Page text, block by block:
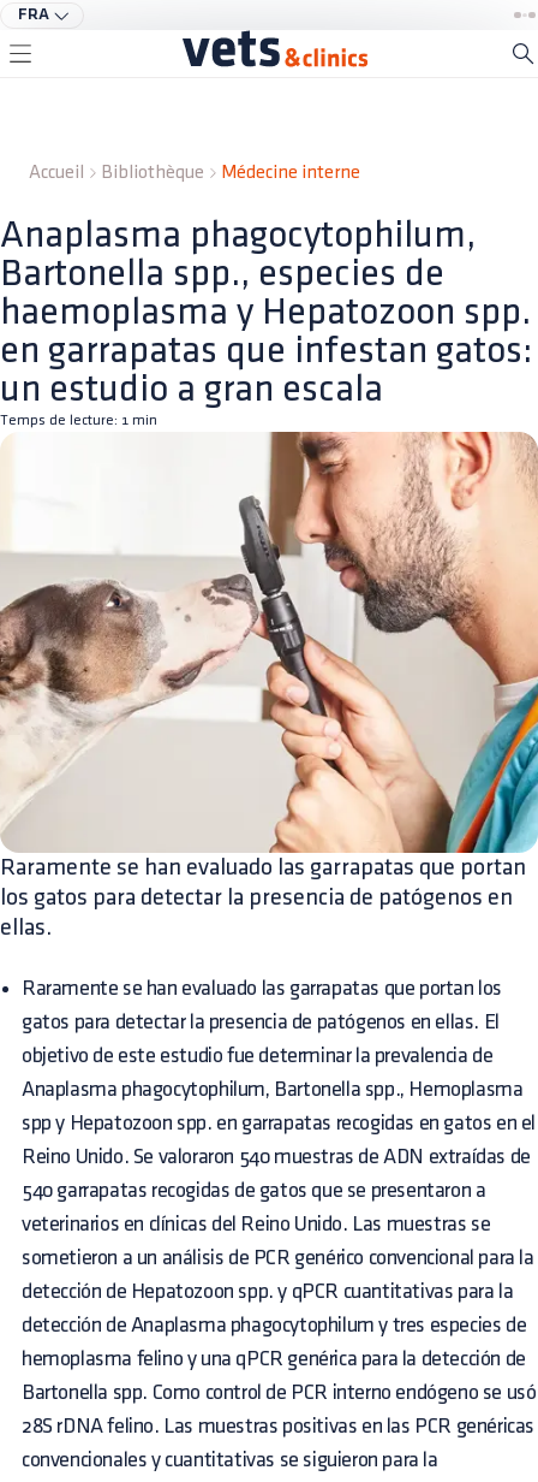
FRA
Accueil Bibliothèque Médecine interne
Anaplasma phagocytophilum,
Bartonella spp., especies de
haemoplasma y Hepatozoon spp.
en garrapatas que infestan gatos:
un estudio a gran escala
Temps de lecture: 1 min
Raramente se han evaluado las garrapatas que portan
los gatos para detectar la presencia de patógenos en
ellas.
Raramente se han evaluado las garrapatas que portan los
gatos para detectar la presencia de patógenos en ellas. El
objetivo de este estudio fue determinar la prevalencia de
Anaplasma phagocytophilum, Bartonella spp., Hemoplasma
spp y Hepatozoon spp. en garrapatas recogidas en gatos en el
Reino Unido. Se valoraron 540 muestras de ADN extraídas de
540 garrapatas recogidas de gatos que se presentaron a
veterinarios en clínicas del Reino Unido. Las muestras se
sometieron a un análisis de PCR genérico convencional para la
detección de Hepatozoon spp. y qPCR cuantitativas para la
detección de Anaplasma phagocytophilum y tres especies de
hemoplasma felino y una qPCR genérica para la detección de
Bartonella spp. Como control de PCR interno endógeno se usó
28S rDNA felino. Las muestras positivas en las PCR genéricas
convencionales y cuantitativas se siguieron para la